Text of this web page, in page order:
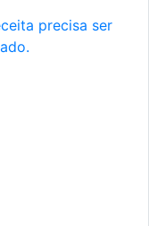
precisa ser